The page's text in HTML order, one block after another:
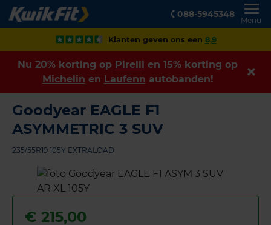
088-5945348
Menu
Klanten geven ons een 8,9
Nu 20% korting op Pirelli en 15% korting op
Michelin en Laufenn autobanden!
Goodyear EAGLE F1
ASYMMETRIC 3 SUV
235/55R19 105Y EXTRALOAD
€ 215,00